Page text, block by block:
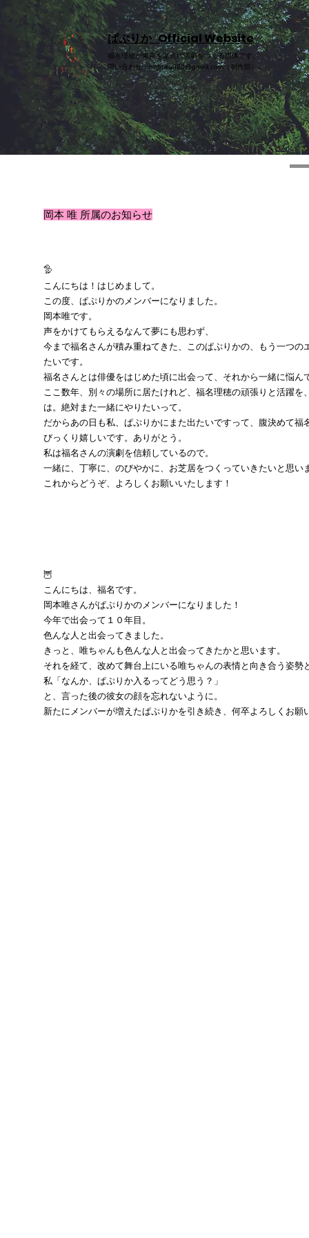
​​ぱぷりか Official Website
問い合わせ： paprika926@gmail.com（制作部）
福名理穂が東京を拠点に演劇をつくる団体です。
岡本 唯 所属のお知らせ
🦤
こんにちは！はじめまして。
この度、ぱぷりかのメンバーになりました。
岡本唯です。
声をかけてもらえるなんて夢にも思わず、
今まで福名さんが積み重ねてきた、このぱぷりかの、もう一つ
たいです。
福名さんとは俳優をはじめた頃に出会って、それから一緒に悩
ここ数年、別々の場所に居たけれど、福名理穂の頑張りと活躍
は。絶対また一緒にやりたいって。
だからあの日も私、ぱぷりかにまた出たいですって、腹決めて
びっくり嬉しいです。ありがとう。
私は福名さんの演劇を信頼しているので。
一緒に、丁寧に、のびやかに、お芝居をつくっていきたいと思い
これからどうぞ、よろしくお願いいたします！
🦉
こんにちは、福名です。
岡本唯さんがぱぷりかのメンバーになりました！
今年で出会って１０年目。
色んな人と出会ってきました。
きっと、唯ちゃんも色んな人と出会ってきたかと思います。
それを経て、改めて舞台上にいる唯ちゃんの表情と向き合う姿
私「なんか、ぱぷりか入るってどう思う？」
と、言った後の彼女の顔を忘れないように。
新たにメンバーが増えたぱぷりかを引き続き、何卒よろしくお願